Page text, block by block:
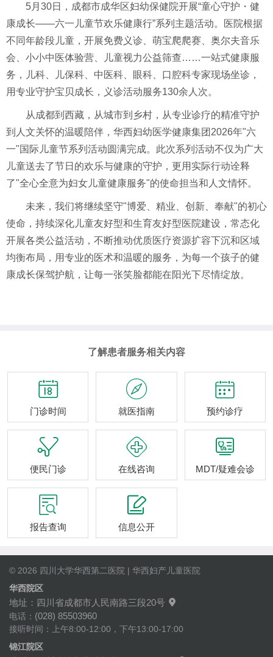
5月30日，成都市成华区妇幼保健院开展“童心守护・健
康成长——六一儿童节欢乐健康行”系列主题活动。医院根据
不同年龄段儿童，开展免费义诊、萌宝爬爬赛、奥尔夫音乐
会、小小中医体验营、儿童视力公益筛查……一站式健康服
务，儿科、儿保科、中医科、眼科、口腔科专家现场坐诊，
用专业守护宝贝成长，义诊活动服务130余人次。
从成都到西藏，从城市到乡村，从专业诊疗的精准守护
到人文关怀的温暖陪伴，华西妇幼医学健康集团2026年"六
一"国际儿童节系列活动圆满完成。此次系列活动不仅为广大
儿童送去了节日的欢乐与健康的守护，更用实际行动诠释
了"全心全意为妇女儿童健康服务"的使命担当和人文情怀。
未来，我们将继续坚守"博爱、精业、创新、奉献"的初心
使命，持续深化儿童友好型和生育友好型医院建设，常态化
开展各类公益活动，不断推动优质医疗资源扩容下沉和区域
均衡布局，用专业的医术和温暖的服务，为每一个孩子的健
康成长保驾护航，让每一张笑脸都能在阳光下尽情绽放。
了解患者服务相关内容

门诊时间

就医指南

预约诊疗

便民门诊

在线咨询

MDT/疑难会诊

报告查询

信息公开
© 2026 四川大学华西第二医院 | 华西妇产儿童医院
华西院区
地址：四川省成都市人民南路三段20号 
电话： (028) 85503960
接听时间：上午8:00-12:00，下午13:00-17:00
锦江院区